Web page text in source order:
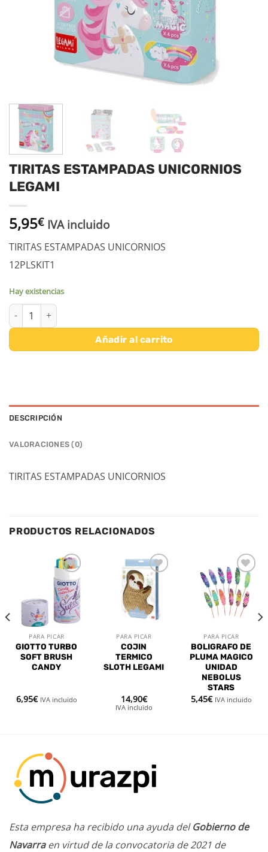
TIRITAS ESTAMPADAS UNICORNIOS
LEGAMI
5,95€ IVA incluido
TIRITAS ESTAMPADAS UNICORNIOS
12PLSKIT1
Hay existencias
TIRITAS ESTAMPADAS UNICORNIOS LEGAMI cantidad
Añadir al carrito
DESCRIPCIÓN
VALORACIONES (0)
TIRITAS ESTAMPADAS UNICORNIOS
PRODUCTOS RELACIONADOS
Añadir
a la
lista de
deseos
PARA PICAR
GIOTTO TURBO
SOFT BRUSH
CANDY
6,95€ IVA incluido
Añadir
a la
lista de
deseos
PARA PICAR
COJIN
TERMICO
SLOTH LEGAMI
14,90€
IVA incluido
Añadir
a la
lista de
deseos
PARA PICAR
BOLIGRAFO DE
PLUMA MAGICO
UNIDAD
NEBOLUS
STARS
5,45€ IVA incluido
Esta empresa ha recibido una ayuda delGobierno de
Navarraen virtud de la convocatoria de 2021 de